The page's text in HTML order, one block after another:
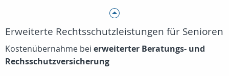
Erweiterte Rechtsschutzleistungen für Senioren
Kostenübernahme bei erweiterter Beratungs- und
Rechsschutzversicherung